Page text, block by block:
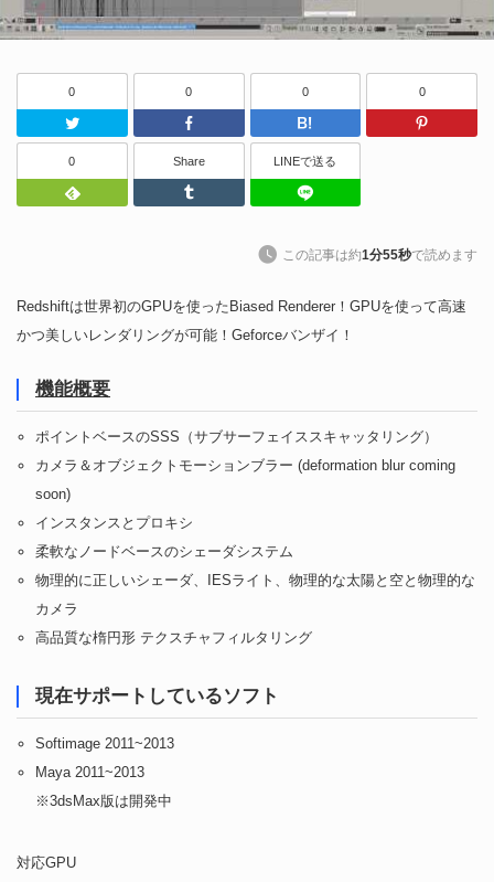
0
Twitter
0
Facebook
0
はてなブッ
0
0
Feedly
Share
Tumblr
LINEで送る
この記事は約1分55秒で読めます
Redshiftは世界初のGPUを使ったBiased Renderer！GPUを使って高速
かつ美しいレンダリングが可能！Geforceバンザイ！
機能概要
ポイントベースのSSS（サブサーフェイススキャッタリング）
カメラ＆オブジェクトモーションブラー (deformation blur coming
soon)
インスタンスとプロキシ
柔軟なノードベースのシェーダシステム
物理的に正しいシェーダ、IESライト、物理的な太陽と空と物理的な
カメラ
高品質な楕円形 テクスチャフィルタリング
現在サポートしているソフト
Softimage 2011~2013
Maya 2011~2013
※3dsMax版は開発中
対応GPU